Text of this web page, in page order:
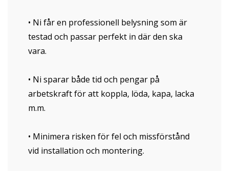
• Ni får en professionell belysning som är
testad och passar perfekt in där den ska
vara.
• Ni sparar både tid och pengar på
arbetskraft för att koppla, löda, kapa, lacka
m.m.
• Minimera risken för fel och missförstånd
vid installation och montering.